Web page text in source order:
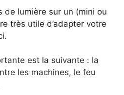
de lumière sur un (mini ou
très utile d’adapter votre
est la suivante : la
les machines, le feu